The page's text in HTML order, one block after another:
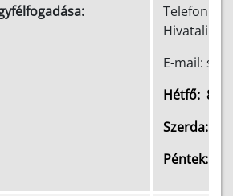
Telefon:
Hivatali
E-mail:
Hétfő: 8
Szerda: 8
Péntek: 8